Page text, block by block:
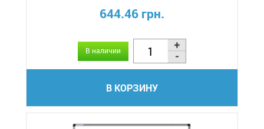
644.46 грн.
В наличии
В КОРЗИНУ